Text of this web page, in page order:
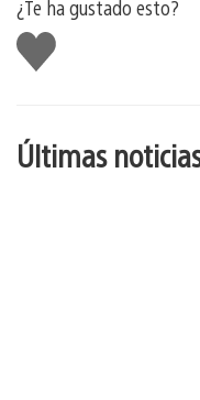
¿Te ha gustado esto?
Me
gusta
Últimas